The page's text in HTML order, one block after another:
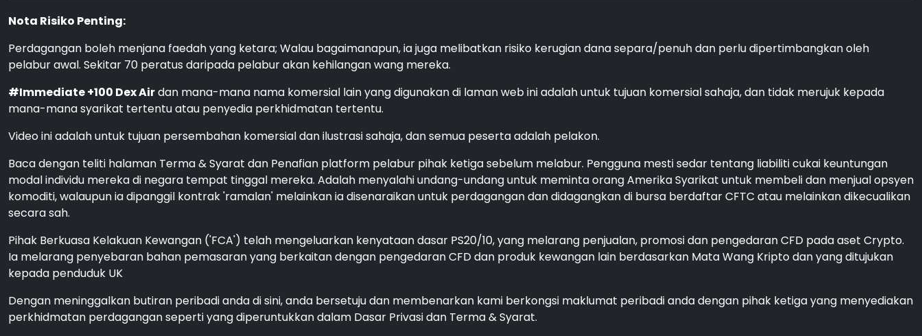
Nota Risiko Penting:
Perdagangan boleh menjana faedah yang ketara; Walau bagaimanapun, ia juga melibatkan risiko kerugian dana separa/penuh dan perlu dipertimbangkan oleh
pelabur awal. Sekitar 70 peratus daripada pelabur akan kehilangan wang mereka.
#Immediate +100 Dex Airdan mana-mana nama komersial lain yang digunakan di laman web ini adalah untuk tujuan komersial sahaja, dan tidak merujuk kepada
mana-mana syarikat tertentu atau penyedia perkhidmatan tertentu.
Video ini adalah untuk tujuan persembahan komersial dan ilustrasi sahaja, dan semua peserta adalah pelakon.
Baca dengan teliti halaman Terma & Syarat dan Penafian platform pelabur pihak ketiga sebelum melabur. Pengguna mesti sedar tentang liabiliti cukai keuntungan
modal individu mereka di negara tempat tinggal mereka. Adalah menyalahi undang-undang untuk meminta orang Amerika Syarikat untuk membeli dan menjual opsyen
komoditi, walaupun ia dipanggil kontrak 'ramalan' melainkan ia disenaraikan untuk perdagangan dan didagangkan di bursa berdaftar CFTC atau melainkan dikecualikan
secara sah.
Pihak Berkuasa Kelakuan Kewangan ('FCA') telah mengeluarkan kenyataan dasar PS20/10, yang melarang penjualan, promosi dan pengedaran CFD pada aset Crypto.
Ia melarang penyebaran bahan pemasaran yang berkaitan dengan pengedaran CFD dan produk kewangan lain berdasarkan Mata Wang Kripto dan yang ditujukan
kepada penduduk UK
Dengan meninggalkan butiran peribadi anda di sini, anda bersetuju dan membenarkan kami berkongsi maklumat peribadi anda dengan pihak ketiga yang menyediakan
perkhidmatan perdagangan seperti yang diperuntukkan dalam Dasar Privasi dan Terma & Syarat.